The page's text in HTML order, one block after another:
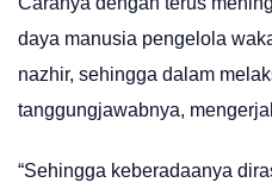
daya manusia pengelola
nazhir, sehingga dalam
tanggungjawabnya,
“Sehingga keberadaanya